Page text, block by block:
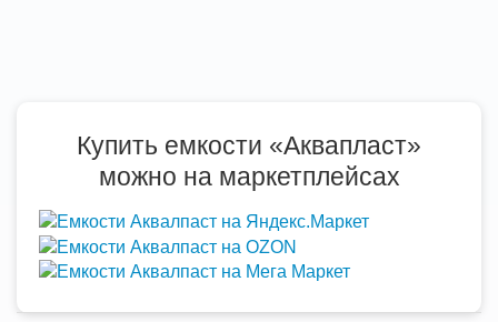
Купить емкости «Аквапласт»
можно на маркетплейсах